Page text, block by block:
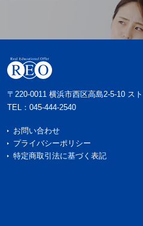
〒220-0011 横浜市西区高島2-5-10 ス
TEL： 045-444-2540
お問い合わせ
プライバシーポリシー
特定商取引法に基づく表記